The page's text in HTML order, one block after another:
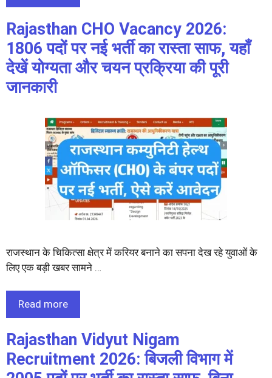
Rajasthan CHO Vacancy 2026:
1806 पदों पर नई भर्ती का रास्ता साफ, यहाँ
देखें योग्यता और चयन प्रक्रिया की पूरी
जानकारी
राजस्थान के चिकित्सा क्षेत्र में करियर बनाने का सपना देख रहे युवाओं के
लिए एक बड़ी खबर सामने …
Read more
Rajasthan Vidyut Nigam
Recruitment 2026: बिजली विभाग में